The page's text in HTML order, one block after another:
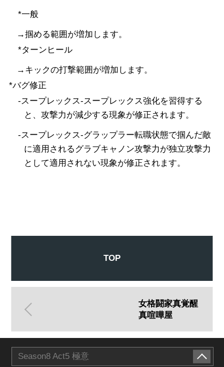
*一般
→掴める範囲が増加します。
*ターンヒール
→キックの打撃範囲が増加します。
*バグ修正
-スープレックス-スープレックス強化を習得する
と、攻撃力が減少する現象が修正されます。
-スープレックス-グラップラー転職状態で掴んだ敵
に適用されるグラブキャノン攻撃力が独立攻撃力
として適用されない現象が修正されます。
女格闘家真覚醒
真喧嘩屋
TOP
Season8 Act5 極意